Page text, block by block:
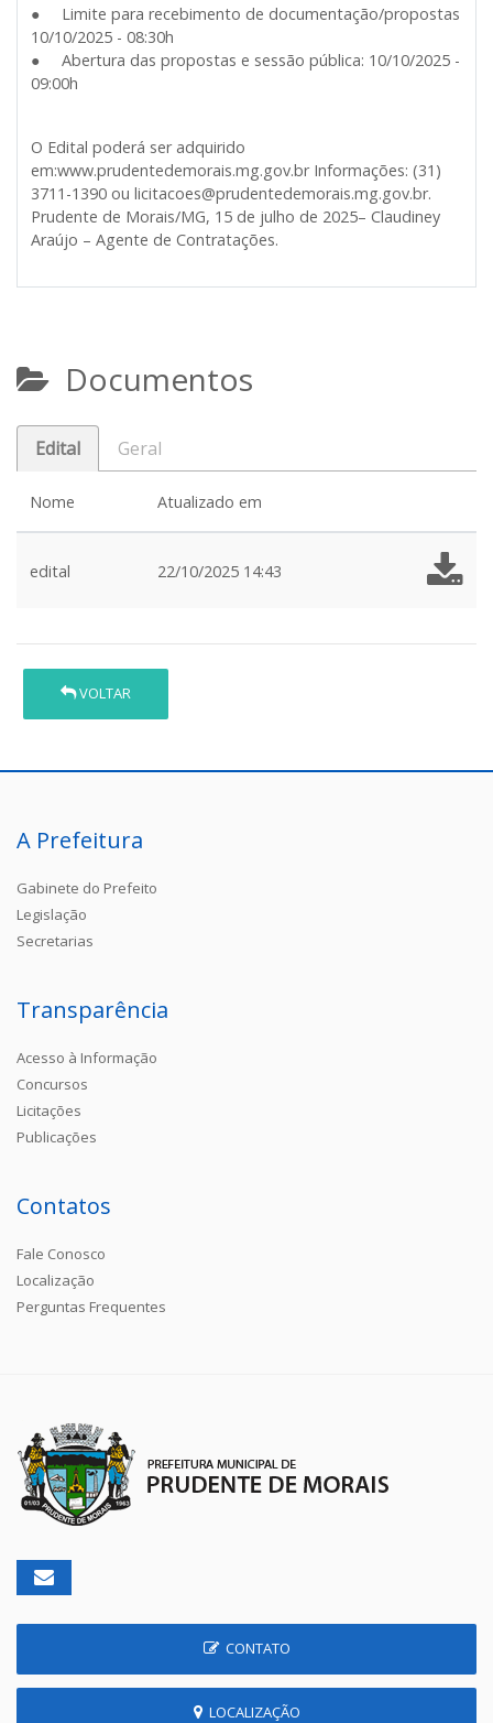
● Limite para recebimento de documentação/propostas
10/10/2025 - 08:30h
● Abertura das propostas e sessão pública: 10/10/2025 -
09:00h
O Edital poderá ser adquirido
em:www.prudentedemorais.mg.gov.br Informações: (31)
3711-1390 ou licitacoes@prudentedemorais.mg.gov.br.
Prudente de Morais/MG, 15 de julho de 2025– Claudiney
Araújo – Agente de Contratações.
Documentos
Edital Geral
Nome Atualizado em
edital 22/10/2025 14:43
VOLTAR
A Prefeitura
Gabinete do Prefeito
Legislação
Secretarias
Transparência
Acesso à Informação
Concursos
Licitações
Publicações
Contatos
Fale Conosco
Localização
Perguntas Frequentes
CONTATO
LOCALIZAÇÃO